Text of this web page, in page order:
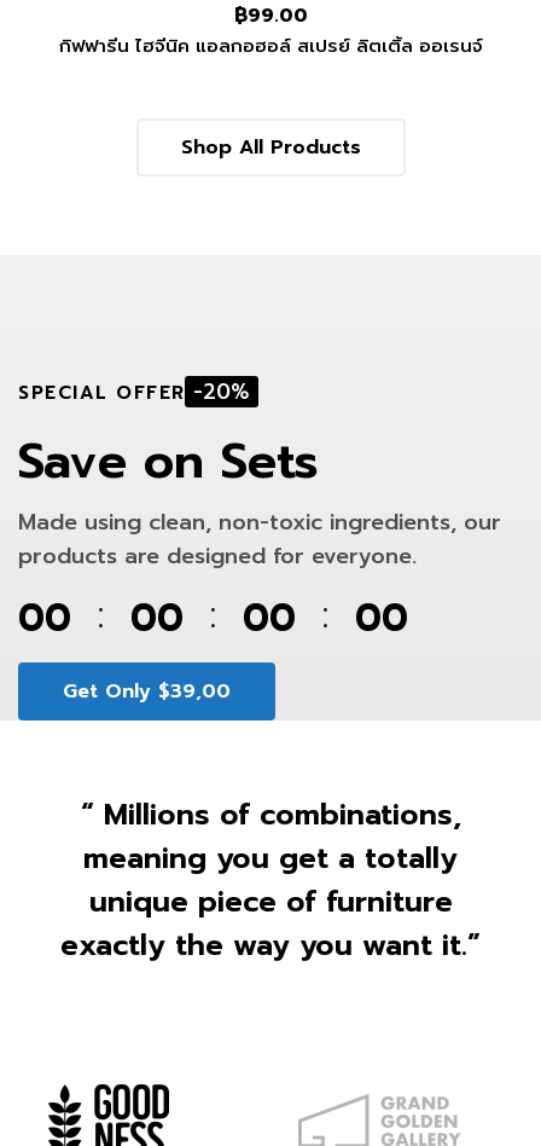
฿99.00
กิฟฟารีน ไฮจีนิค แอลกอฮอล์ สเปรย์ ลิตเติ้ล ออเรนจ์
Shop All Products
-20%
SPECIAL OFFER
Save on Sets
Made using clean, non-toxic ingredients, our
products are designed for everyone.
00 ⁚ 00 ⁚ 00 ⁚ 00
Get Only $39,00
“ Millions of combinations,
meaning you get a totally
unique piece of furniture
exactly the way you want it.”